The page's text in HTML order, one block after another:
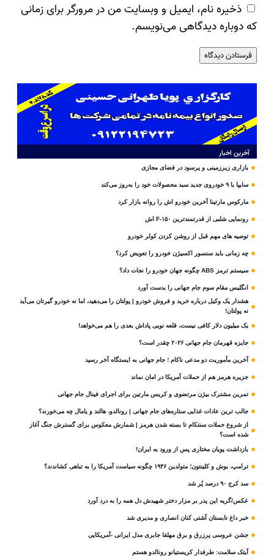
ذخیره نام، ایمیل و وبسایت من در مرورگر برای زمانی
که دوباره دیدگاهی می‌نویسم.
آخرین اخبار
بازاری زیرزمینی و پرسود در فضای مجازی
سایپا با ۹ خودروی جدید سبد محصولات خود را به‌روز می‌کند
مارکوس مارتینا آخرین خودرو اش را روانه بازار کرد
رونمایی شلبی از قدرتمندترین F-۱۵۰ اش
توصیه های مهم قبل از روشن کردن کولر خودرو
چه زمانی باید سنسور اکسیژن خودرو را تعویض کرد؟
سیستم ترمز ABS چگونه جهان خودرو را نجات داد؟
انگلیس مقام سوم جام‌ جهانی را بدست آورد
هشدار یک وکیل درباره خرید و فروش خودرو | پولتان را می‌دهید، اما نه خودرو گیرتان می‌آید
نه پولتان!
یک میلیون دلار کافی نیست، قلعه‌ نویی پاداش بعدی را هم می‌خواهد!
جایزه قهرمان جام جهانی ۲۰۲۶ چقدر است؟
آخرین مأموریت دو مدعی ناکام ؛ جام جهانی به ایستگاه آخر رسید
جزیره هرمز هم از حملات آمریکا در امان نماند
تمرین مشترک بیژن مرتضوی و کریس مارتین برای اجرای فینال جام جهانی
جالب ترین عادات غذایی ستاره‌های جام جهانی | رونالدو، هالند و یامال چه می‌خورند؟
از شروع حملات سنتکام تا بسته شدن هرمز | شمارش معکوس برای گسترش جنگ آغاز
شده است؟
بازداشت پویان مختاری پس از ورود به ایران!
ترامپ، بوش و کلینتون؛ متولدین ۱۹۴۶ چگونه سیاست آمریکا را به تباهی کشاندند؟
سد کرج ۹۰ درصد پُر شد
عکس/گریه این پدر بر مزار دختر شهیدش دل همه را به درد آورد
خبر داغ تابستان آشتی کنان انصاری و مدیری شد
جشن عروسی پرزرق و برق مهلقا جابری مدل ایرانی -آمریکایی
آیتک سلامت: طرفدار کریستیانو رونالدو هستم